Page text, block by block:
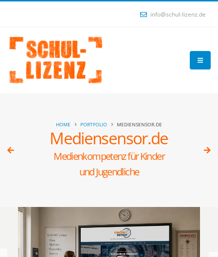
info@schul-lizenz.de
Mediensensor.de
Medienkompetenz für Kinder
und Jugendliche
HOME PORTFOLIO MEDIENSENSOR.DE